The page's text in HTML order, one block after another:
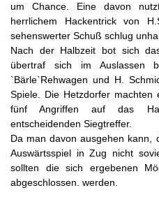
um Chance. Eine davon
herrlichem Hackentrick von
sehenswerter Schuß schlug
Nach der Halbzeit bot sich
übertraf sich im Auslassen
`Bärle`Rehwagen und H.
Spiele. Die Hetzdorfer machten
fünf Angriffen auf das
entscheidenden Siegtreffer.
Da man davon ausgehen kann,
Auswärtsspiel in Zug nicht
sollten die sich ergebenen
abgeschlossen. werden.